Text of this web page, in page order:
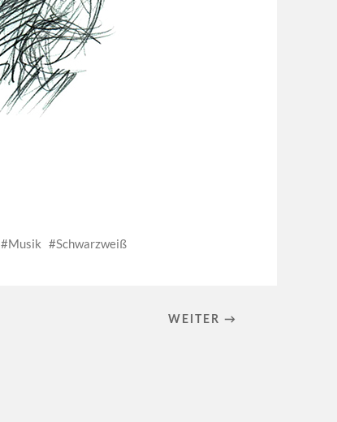
Musik Schwarzweiß
WEITER →